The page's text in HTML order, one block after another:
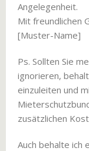
Angelegenheit.
Mit freundlichen
[Muster-Name]
Ps. Sollten Sie
ignorieren,
einzuleiten und
zusätzlichen
Auch behalte ich